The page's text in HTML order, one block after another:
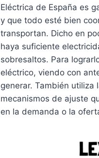
Eléctrica de España es
y que todo esté bien
transportan. Dicho en
haya suficiente
sobresaltos. Para
eléctrico, viendo con
generar. También utiliza
mecanismos de ajuste
en la demanda o la